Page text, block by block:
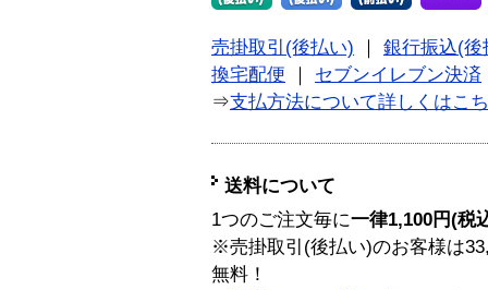
売掛取引(後払い)
銀行振込(後
換宅配便
セブンイレブン決済
⇒支払方法について詳しくはこ
送料について
1つのご注文毎に一律1,100円(税
※売掛取引(後払い)のお客様は
無料！